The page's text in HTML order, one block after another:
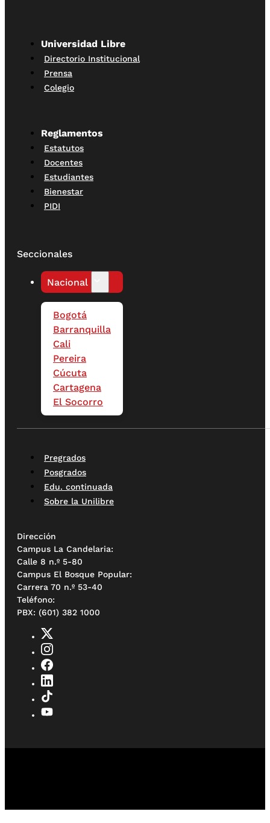
Universidad Libre
Directorio Institucional
Prensa
Colegio
Reglamentos
Estatutos
Docentes
Estudiantes
Bienestar
PIDI
Seccionales
Nacional
Bogotá
Barranquilla
Cali
Pereira
Cúcuta
Cartagena
El Socorro
Pregrados
Posgrados
Edu. continuada
Sobre la Unilibre
Dirección
Campus La Candelaria:
Calle 8 n.º 5-80
Campus El Bosque Popular:
Carrera 70 n.º 53-40
Teléfono:
PBX: (601) 382 1000